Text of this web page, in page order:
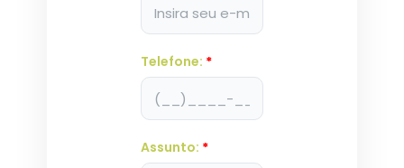
Telefone: *
Assunto: *